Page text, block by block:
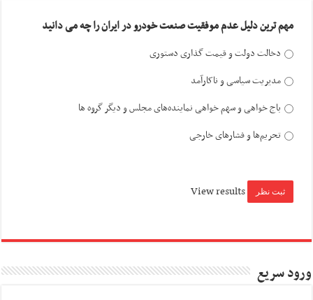
مهم ترین دلیل عدم موفقیت صنعت خودرو در ایران را چه می دانید
دخالت دولت و قیمت گذاری دستوری
مدیریت سیاسی و ناکارآمد
باج خواهی و سهم خواهی نماینده‌های مجلس و دیگر گروه ها
تحریم‌ها و فشارهای خارجی
View results
ورود سریع